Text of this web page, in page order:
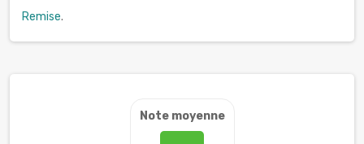
Remise.
Note moyenne